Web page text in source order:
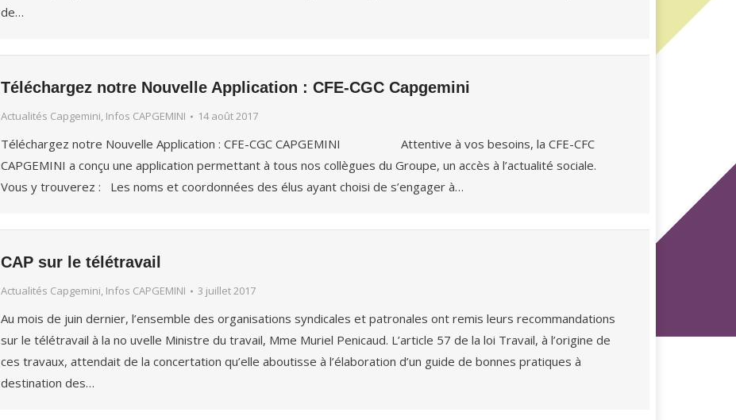
de…
Téléchargez notre Nouvelle Application : CFE-CGC Capgemini
Actualités Capgemini, Infos CAPGEMINI 14 août 2017
Téléchargez notre Nouvelle Application : CFE-CGC CAPGEMINI Attentive à vos besoins, la CFE-CFC
CAPGEMINI a conçu une application permettant à tous nos collègues du Groupe, un accès à l’actualité sociale.
Vous y trouverez : Les noms et coordonnées des élus ayant choisi de s’engager à…
CAP sur le télétravail
Actualités Capgemini, Infos CAPGEMINI 3 juillet 2017
Au mois de juin dernier, l’ensemble des organisations syndicales et patronales ont remis leurs recommandations
sur le télétravail à la no uvelle Ministre du travail, Mme Muriel Penicaud. L’article 57 de la loi Travail, à l’origine de
ces travaux, attendait de la concertation qu’elle aboutisse à l’élaboration d’un guide de bonnes pratiques à
destination des…